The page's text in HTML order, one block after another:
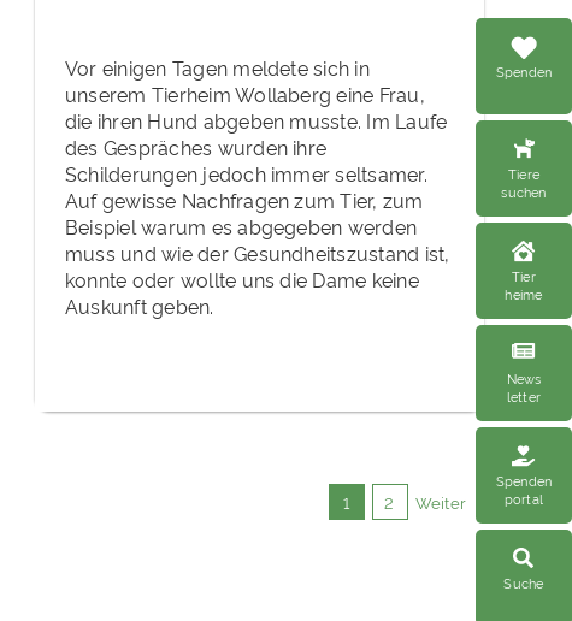
Spenden
Tiere
suchen
Tier
heime
News
letter
Spenden
portal
Suche
Vor einigen Tagen meldete sich in
unserem Tierheim Wollaberg eine Frau,
die ihren Hund abgeben musste. Im Laufe
des Gespräches wurden ihre
Schilderungen jedoch immer seltsamer.
Auf gewisse Nachfragen zum Tier, zum
Beispiel warum es abgegeben werden
muss und wie der Gesundheitszustand ist,
konnte oder wollte uns die Dame keine
Auskunft geben.
1 2 Weiter